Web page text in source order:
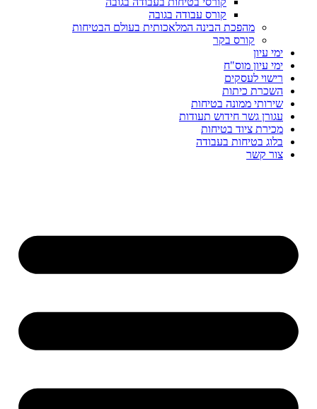
קורס עבודה בגובה
מהפכת הבינה המלאכותית בעולם הבטיחות
קורס בקר
ימי עיון
ימי עיון מוס"ח
רישוי לעסקים
השכרת כיתות
שירותי ממונה בטיחות
עגורן גשר חידוש תעודות
מכירת ציוד בטיחות
בלוג בטיחות בעבודה
צור קשר